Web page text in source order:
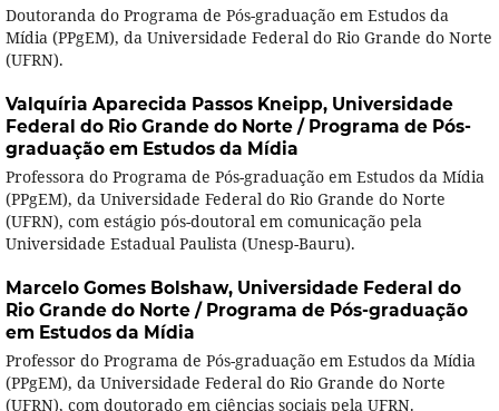
Doutoranda do Programa de Pós-graduação em Estudos da
Mídia (PPgEM), da Universidade Federal do Rio Grande do Norte
(UFRN).
Valquíria Aparecida Passos Kneipp, Universidade
Federal do Rio Grande do Norte / Programa de Pós-
graduação em Estudos da Mídia
Professora do Programa de Pós-graduação em Estudos da Mídia
(PPgEM), da Universidade Federal do Rio Grande do Norte
(UFRN), com estágio pós-doutoral em comunicação pela
Universidade Estadual Paulista (Unesp-Bauru).
Marcelo Gomes Bolshaw, Universidade Federal do
Rio Grande do Norte / Programa de Pós-graduação
em Estudos da Mídia
Professor do Programa de Pós-graduação em Estudos da Mídia
(PPgEM), da Universidade Federal do Rio Grande do Norte
(UFRN), com doutorado em ciências sociais pela UFRN.